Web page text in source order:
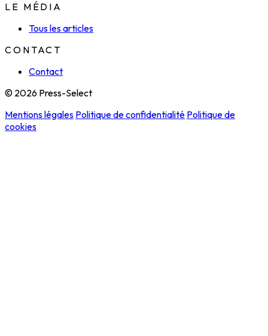
LE MÉDIA
Tous les articles
CONTACT
Contact
© 2026 Press-Select
Mentions légales Politique de confidentialité Politique de
cookies